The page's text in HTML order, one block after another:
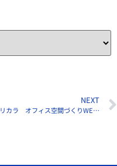
NEXT
◆リリカラ オフィス空間づくりWEBサイトをリニューアル